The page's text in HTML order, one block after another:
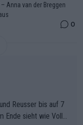
Anna van der Breggen
0
Reusser bis auf 7
Ende sieht wie Voller